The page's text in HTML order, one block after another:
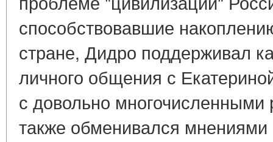
способствовавшие
стране, Дидро поддерживал
личного общения с
с довольно
также обменивался